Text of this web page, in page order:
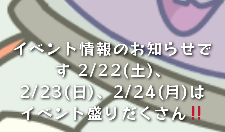
イベント情報のお知らせで
す 2/22(土)、
2/23(日)、2/24(月)は
イベント盛りだくさん